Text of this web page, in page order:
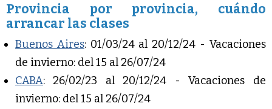
Provincia por provincia, cuándo
arrancar las clases
Buenos Aires: 01/03/24 al 20/12/24 - Vacaciones
de invierno: del 15 al 26/07/24
CABA: 26/02/23 al 20/12/24 - Vacaciones de
invierno: del 15 al 26/07/24